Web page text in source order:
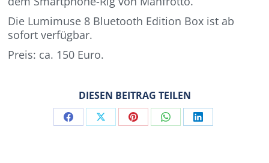
Die Lumimuse 8 Bluetooth Edition Box ist ab
sofort verfügbar.
Preis: ca. 150 Euro.
DIESEN BEITRAG TEILEN
Share Share Share Share Share